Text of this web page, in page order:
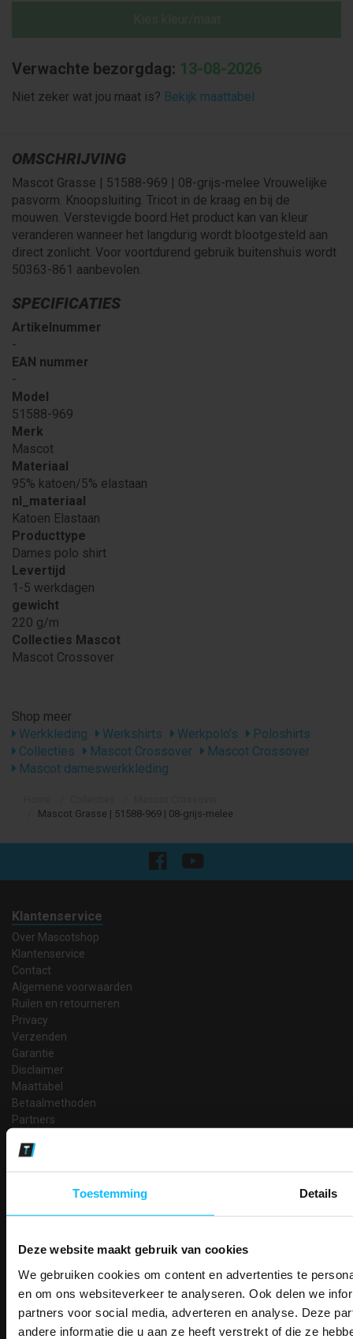
Toestemming Details
Deze website maakt gebruik van cookies
We gebruiken cookies om content en advertenties te
en om ons websiteverkeer te analyseren. Ook delen we
partners voor social media, adverteren en analyse. Deze
andere informatie die u aan ze heeft verstrekt of die ze
Verwachte bezorgdag: 13-08-2026
Niet zeker wat jou maat is? Bekijk maattabel
OMSCHRIJVING
Mascot Grasse | 51588-969 | 08-grijs-melee Vrouwelijke
pasvorm. Knoopsluiting. Tricot in de kraag en bij de
mouwen. Verstevigde boord.Het product kan van kleur
veranderen wanneer het langdurig wordt blootgesteld aan
direct zonlicht. Voor voortdurend gebruik buitenshuis wordt
50363-861 aanbevolen.
SPECIFICATIES
Artikelnummer
-
EAN nummer
-
Model
51588-969
Merk
Mascot
Materiaal
95% katoen/5% elastaan
nl_materiaal
Katoen Elastaan
Producttype
Dames polo shirt
Levertijd
1-5 werkdagen
gewicht
220 g/m
Collecties Mascot
Mascot Crossover
Shop meer
Werkkleding
Werkshirts Werkpolo's
Poloshirts
Collecties
Mascot Crossover
Mascot Crossover
Mascot dameswerkkleding
Mascot Grasse | 51588-969 | 08-grijs-melee
Klantenservice
Over Mascotshop
Klantenservice
Contact
Algemene voorwaarden
Ruilen en retourneren
Privacy
Verzenden
Garantie
Disclaimer
Maattabel
Betaalmethoden
Partners
Makkelijk shoppen
Gratis verzending in Nederland vanaf € 150,- excl. BTW
Bedruk- en borduurservice
14 Dagen tijd om te herroepen
Email
Inschrijven
ONTVANG
KORTING OP
PAK